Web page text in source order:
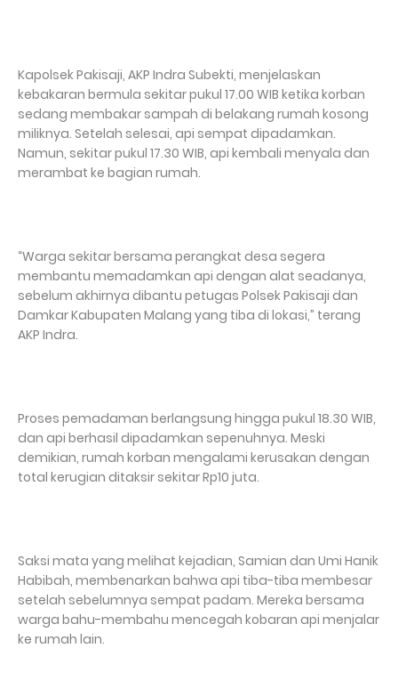
Kapolsek Pakisaji, AKP Indra Subekti, menjelaskan
kebakaran bermula sekitar pukul 17.00 WIB ketika korban
sedang membakar sampah di belakang rumah kosong
miliknya. Setelah selesai, api sempat dipadamkan.
Namun, sekitar pukul 17.30 WIB, api kembali menyala dan
merambat ke bagian rumah.
“Warga sekitar bersama perangkat desa segera
membantu memadamkan api dengan alat seadanya,
sebelum akhirnya dibantu petugas Polsek Pakisaji dan
Damkar Kabupaten Malang yang tiba di lokasi,” terang
AKP Indra.
Proses pemadaman berlangsung hingga pukul 18.30 WIB,
dan api berhasil dipadamkan sepenuhnya. Meski
demikian, rumah korban mengalami kerusakan dengan
total kerugian ditaksir sekitar Rp10 juta.
Saksi mata yang melihat kejadian, Samian dan Umi Hanik
Habibah, membenarkan bahwa api tiba-tiba membesar
setelah sebelumnya sempat padam. Mereka bersama
warga bahu-membahu mencegah kobaran api menjalar
ke rumah lain.